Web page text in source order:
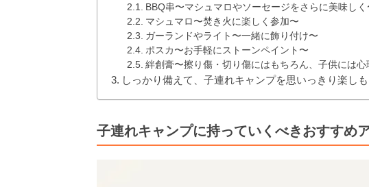
BBQ串〜マシュマロやソーセージをさらに美味しく
マシュマロ〜焚き火に楽しく参加〜
ガーランドやライト〜一緒に飾り付け〜
ポスカ〜お手軽にストーンペイント〜
絆創膏〜擦り傷・切り傷にはもちろん、子供には心
しっかり備えて、子連れキャンプを思いっきり楽しも
子連れキャンプに持っていくべきおすすめ